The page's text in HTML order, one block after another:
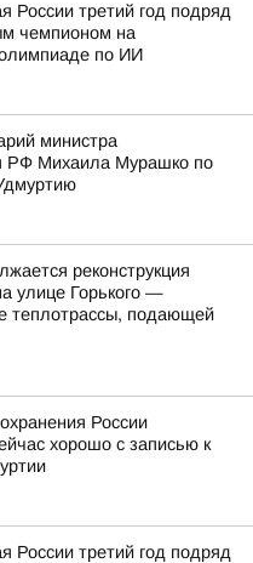
России третий год подряд
чемпионом на
по ИИ
министра
РФ Михаила Мурашко по
реконструкция
улице Горького —
теплотрассы, подающей
России
хорошо с записью к
России третий год подряд